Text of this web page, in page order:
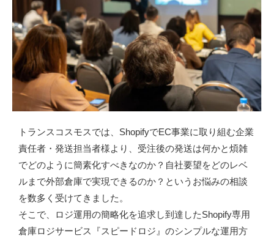
トランスコスモスでは、ShopifyでEC事業に取り組む企業
責任者・発送担当者様より、受注後の発送は何かと煩雑
でどのように簡素化すべきなのか？自社要望をどのレベ
ルまで外部倉庫で実現できるのか？というお悩みの相談
を数多く受けてきました。
そこで、ロジ運用の簡略化を追求し到達したShopify専用
倉庫ロジサービス『スピードロジ』のシンプルな運用方